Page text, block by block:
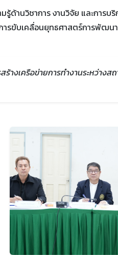
รู้ด้านวิชาการ งานวิจัย และกา
รขับเคลื่อนยุทธศาสตร์การพัฒ
างเครือข่ายการทำงานระหว่